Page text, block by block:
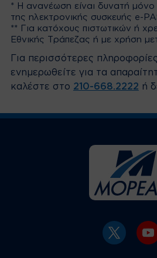
* H ανανέωση είναι δυνατή
της ηλεκτρονικής συσκευής e-
** Για κατόχους πιστωτικών ή
Εθνικής Τράπεζας ή με χρήση
Για περισσότερες
ενημερωθείτε για τα
καλέστε στο 210-668.2222 ή